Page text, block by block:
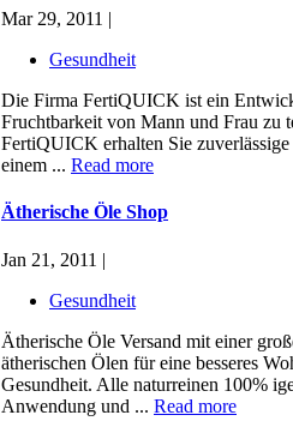
Mar 29, 2011 |
Gesundheit
Die Firma FertiQUICK ist ein
Fruchtbarkeit von Mann und Frau zu
FertiQUICK erhalten Sie zuverlässige
einem ... Read more
Ätherische Öle Shop
Jan 21, 2011 |
Gesundheit
Ätherische Öle Versand mit einer
ätherischen Ölen für eine besseres
Gesundheit. Alle naturreinen 100%
Anwendung und ... Read more